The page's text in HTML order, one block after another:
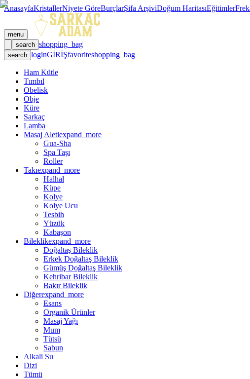
AnasayfaKristallerNiyete GöreBurçlarŞifa ArşiviDoğum HaritasıEğitimler
menu
search shopping_bag
search loginGİRİŞfavoriteshopping_bag
Ham Kütle
Tımbıl
Obelisk
Obje
Küre
Sarkaç
Lamba
Masaj Aletiexpand_more
Gua-Sha
Spa Taşı
Roller
Takıexpand_more
Halhal
Küpe
Kolye
Kolye Ucu
Tesbih
Yüzük
Kabaşon
Bileklikexpand_more
Doğaltaş Bileklik
Erkek Doğaltaş Bileklik
Gümüş Doğaltaş Bileklik
Kehribar Bileklik
Bakır Bileklik
Diğerexpand_more
Esans
Organik Ürünler
Masaj Yağı
Mum
Tütsü
Sabun
Alkali Su
Dizi
Tümü